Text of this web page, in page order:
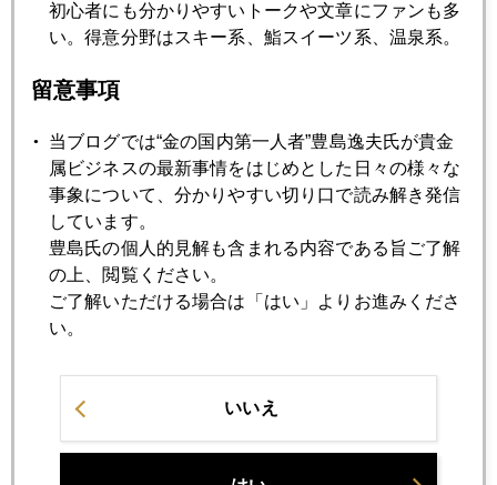
2020年01月24日
新型肺炎、中国経済を直撃
ドイツと金の歴史
2020年01月22日
新型肺炎、市場にも衝撃
2020年01月21日
2020年01月20日
世界最大ヘッジファンド、金２０００ドル予測
初心者にも分かりやすいトークや文章にファンも多
い。得意分野はスキー系、鮨スイーツ系、温泉系。
留意事項
当ブログでは“金の国内第一人者”豊島逸夫氏が貴金
属ビジネスの最新事情をはじめとした日々の様々な
事象について、分かりやすい切り口で読み解き発信
しています。
豊島氏の個人的見解も含まれる内容である旨ご了解
の上、閲覧ください。
ご了解いただける場合は「はい」よりお進みくださ
い。
いいえ